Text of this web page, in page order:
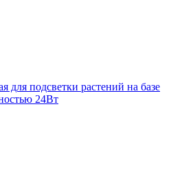
для подсветки растений на базе
24Вт